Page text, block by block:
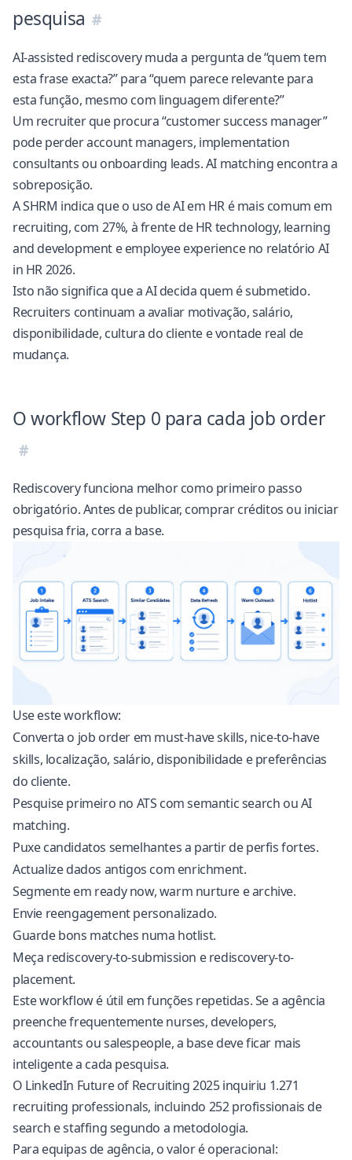
pesquisa
AI-assisted rediscovery muda a pergunta de “quem tem
esta frase exacta?” para “quem parece relevante para
esta função, mesmo com linguagem diferente?”
Um recruiter que procura “customer success manager”
pode perder account managers, implementation
consultants ou onboarding leads. AI matching encontra a
sobreposição.
A SHRM indica que o uso de AI em HR é mais comum em
recruiting, com 27%, à frente de HR technology, learning
and development e employee experienceno relatório AI
in HR 2026.
Isto não significa que a AI decida quem é submetido.
Recruiters continuam a avaliar motivação, salário,
disponibilidade, cultura do cliente e vontade real de
mudança.
O workflow Step 0 para cada job order
Rediscovery funciona melhor como primeiro passo
obrigatório. Antes de publicar, comprar créditos ou iniciar
pesquisa fria, corra a base.
Use este workflow:
Converta o job order em must-have skills, nice-to-have
skills, localização, salário, disponibilidade e preferências
do cliente.
Pesquise primeiro no ATS com semantic search ou AI
matching.
Puxe candidatos semelhantes a partir de perfis fortes.
Actualize dados antigos com enrichment.
Segmente em ready now, warm nurture e archive.
Envie reengagement personalizado.
Guarde bons matches numa hotlist.
Meça rediscovery-to-submission e rediscovery-to-
placement.
Este workflow é útil em funções repetidas. Se a agência
preenche frequentemente nurses, developers,
accountants ou salespeople, a base deve ficar mais
inteligente a cada pesquisa.
O LinkedIn Future of Recruiting 2025 inquiriu 1.271
recruiting professionals, incluindo 252 profissionais de
search e staffingsegundo a metodologia.
Para equipas de agência, o valor é operacional: